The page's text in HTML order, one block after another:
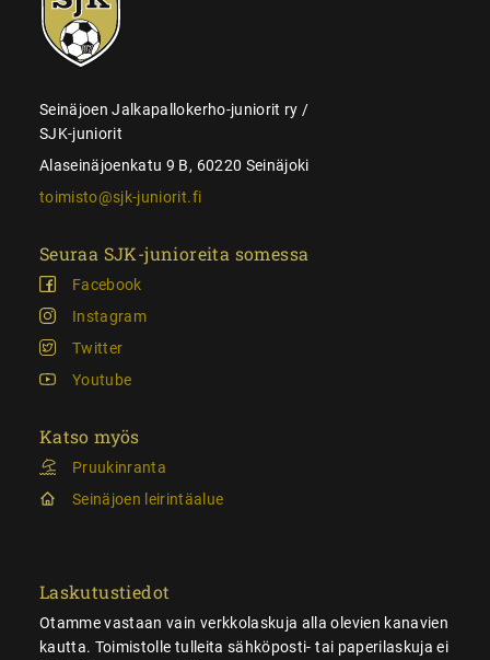
juniorit
Seinäjoen Jalkapallokerho-juniorit ry /
SJK-juniorit
Alaseinäjoenkatu 9 B, 60220 Seinäjoki
toimisto@sjk-juniorit.fi
Seuraa SJK-junioreita somessa
Facebook
Instagram
Twitter
Youtube
Katso myös
Pruukinranta
Seinäjoen leirintäalue
Laskutustiedot
Otamme vastaan vain verkkolaskuja alla olevien kanavien
kautta. Toimistolle tulleita sähköposti- tai paperilaskuja ei